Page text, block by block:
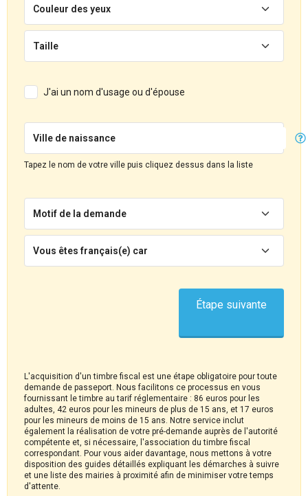
Couleur des yeux
Taille
J'ai un nom d'usage ou d'épouse
Ville de naissance
Tapez le nom de votre ville puis cliquez dessus dans la liste
Motif de la demande
Vous êtes français(e) car
L'acquisition d'un timbre fiscal est une étape obligatoire pour toute
demande de passeport. Nous facilitons ce processus en vous
fournissant le timbre au tarif réglementaire : 86 euros pour les
adultes, 42 euros pour les mineurs de plus de 15 ans, et 17 euros
pour les mineurs de moins de 15 ans. Notre service inclut
également la réalisation de votre pré-demande auprès de l'autorité
compétente et, si nécessaire, l'association du timbre fiscal
correspondant. Pour vous aider davantage, nous mettons à votre
disposition des guides détaillés expliquant les démarches à suivre
et une liste des mairies à proximité afin de minimiser votre temps
d'attente.